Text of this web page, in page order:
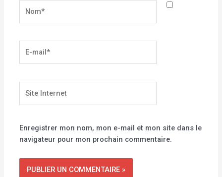
mail*
Internet
Enregistrer mon nom, mon e-mail et mon site dans le
navigateur pour mon prochain commentaire.